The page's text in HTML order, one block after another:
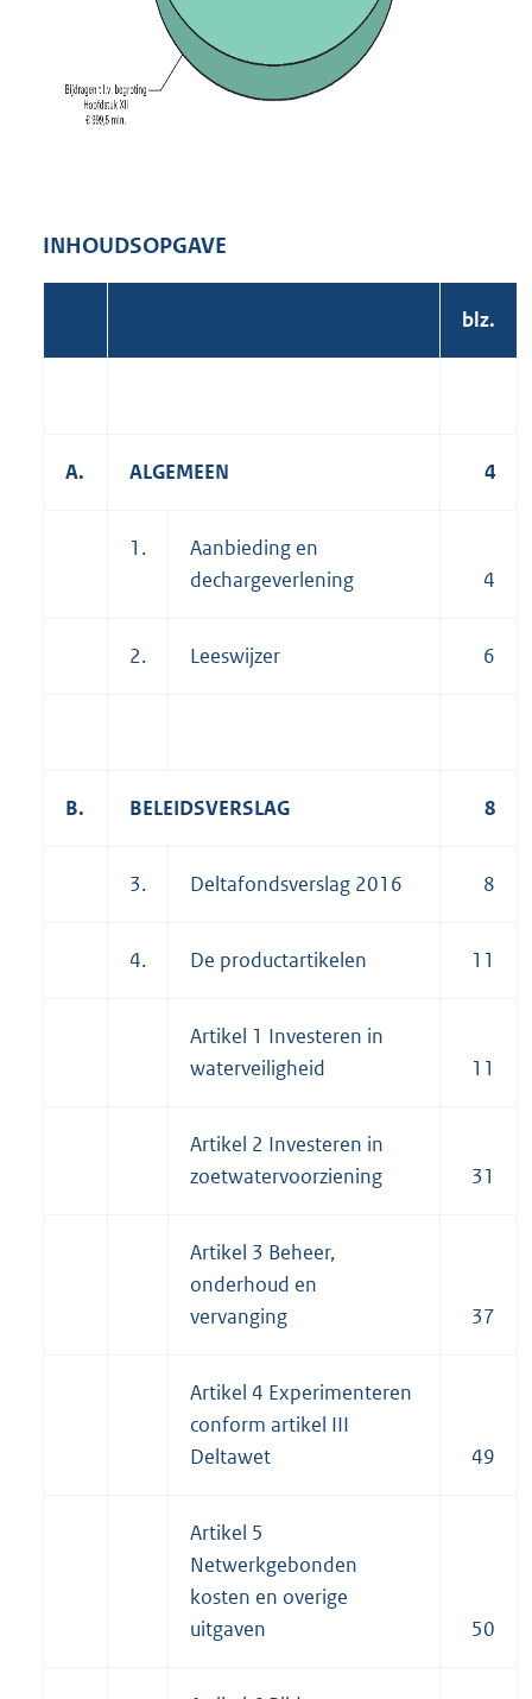
INHOUDSOPGAVE
blz.
A. ALGEMEEN 4
1.
Aanbieding en
dechargeverlening
4
2. Leeswijzer 6
B. BELEIDSVERSLAG 8
3. Deltafondsverslag 2016 8
4. De productartikelen 11
Artikel 1 Investeren in
waterveiligheid
11
Artikel 2 Investeren in
zoetwatervoorziening
31
Artikel 3 Beheer,
onderhoud en
vervanging
37
Artikel 4 Experimenteren
conform artikel III
Deltawet
49
Artikel 5
Netwerkgebonden
kosten en overige
uitgaven
50